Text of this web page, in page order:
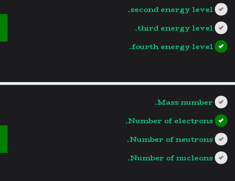
second energy level.
third energy level.
fourth energy level.
Mass number.
Number of electrons.
Number of neutrons.
Number of nucleons.